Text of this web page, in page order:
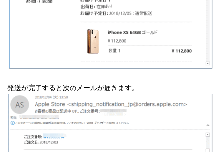
発送が完了すると次のメールが届きます。